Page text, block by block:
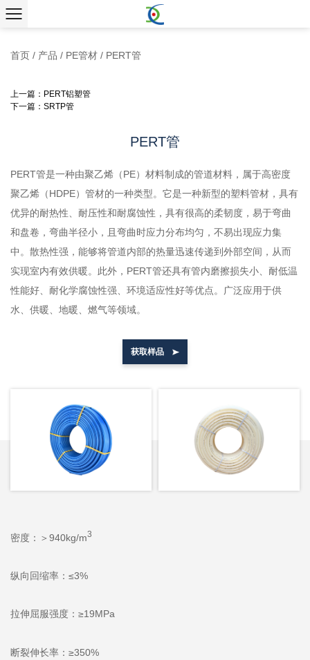
首页 / 产品 / PE管材 / PERT管
上一篇：PERT铝塑管
下一篇：SRTP管
PERT管
PERT管是一种由聚乙烯（PE）材料制成的管道材料，属于高密度
聚乙烯（HDPE）管材的一种类型。它是一种新型的塑料管材，具有
优异的耐热性、耐压性和耐腐蚀性，具有很高的柔韧度，易于弯曲
和盘卷，弯曲半径小，且弯曲时应力分布均匀，不易出现应力集
中。散热性强，能够将管道内部的热量迅速传递到外部空间，从而
实现室内有效供暖。此外，PERT管还具有管内磨擦损失小、耐低温
性能好、耐化学腐蚀性强、环境适应性好等优点。广泛应用于供
水、供暖、地暖、燃气等领域。
获取样品
密度：＞940kg/m3
纵向回缩率：≤3%
拉伸屈服强度：≥19MPa
断裂伸长率：≥350%